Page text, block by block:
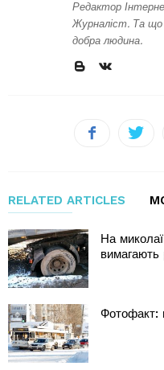
Редактор
Журналіст. Та
добра людина.
RELATED ARTICLES
На
вимагають
Фотофакт: